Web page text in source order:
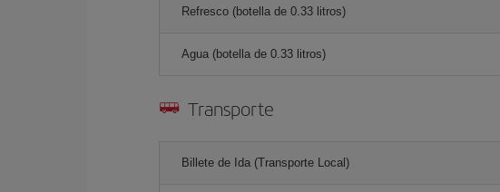
Refresco (botella de 0.33 litros)
Agua (botella de 0.33 litros)
Transporte
Billete de Ida (Transporte Local)